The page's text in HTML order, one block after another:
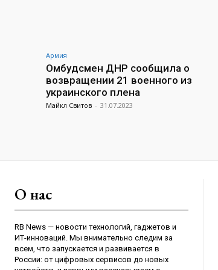
Армия
Омбудсмен ДНР сообщила о
возвращении 21 военного из
украинского плена
Майкл Свитов - 31.07.2023
О нас
RB News — новости технологий, гаджетов и
ИТ-инноваций. Мы внимательно следим за
всем, что запускается и развивается в
России: от цифровых сервисов до новых